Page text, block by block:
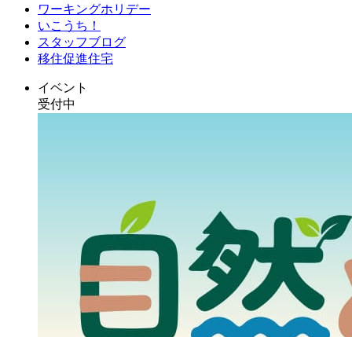
ワーキングホリデー
いこうち！
スタッフブログ
移住促進住宅
イベント
受付中